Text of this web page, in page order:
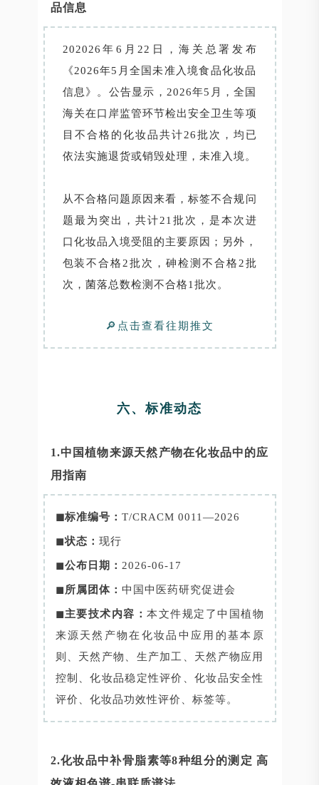
品信息
202026年6月22日，海关总署发布
《2026年5月全国未准入境食品化妆品
信息》。公告显示，2026年5月，全国
海关在口岸监管环节检出安全卫生等项
目不合格的化妆品共计26批次，均已
依法实施退货或销毁处理，未准入境。
从不合格问题原因来看，标签不合规问
题最为突出，共计21批次，是本次进
口化妆品入境受阻的主要原因；另外，
包装不合格2批次，砷检测不合格2批
次，菌落总数检测不合格1批次。
🔎点击查看往期推文
六、标准动态
1.中国植物来源天然产物在化妆品中的应
用指南
◼标准编号： T/CRACM 0011—2026
◼状态： 现行
◼公布日期： 2026-06-17
◼所属团体： 中国中医药研究促进会
◼主要技术内容：本文件规定了中国植物
来源天然产物在化妆品中应用的基本原
则、天然产物、生产加工、天然产物应用
控制、化妆品稳定性评价、化妆品安全性
评价、化妆品功效性评价、标签等。
2.化妆品中补骨脂素等8种组分的测定 高